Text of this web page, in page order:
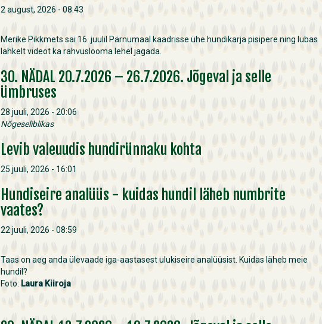
2 august, 2026 - 08:43
Merike Pikkmets sai 16. juulil Pärnumaal kaadrisse ühe hundikarja pisipere ning lubas
lahkelt videot ka rahvuslooma lehel jagada.
30. NÄDAL 20.7.2026 – 26.7.2026. Jõgeval ja selle
ümbruses
28 juuli, 2026 - 20:06
Nõgeseliblikas
Levib valeuudis hundirünnaku kohta
25 juuli, 2026 - 16:01
Hundiseire analüüs - kuidas hundil läheb numbrite
vaates?
22 juuli, 2026 - 08:59
Taas on aeg anda ülevaade iga-aastasest ulukiseire analüüsist. Kuidas läheb meie
hundil?
Foto: Laura Kiiroja